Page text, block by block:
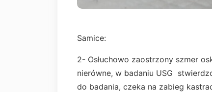
Samice:
2- Osłuchowo zaostrzony szmer
nierówne, w badaniu USG
do badania, czeka na zabieg